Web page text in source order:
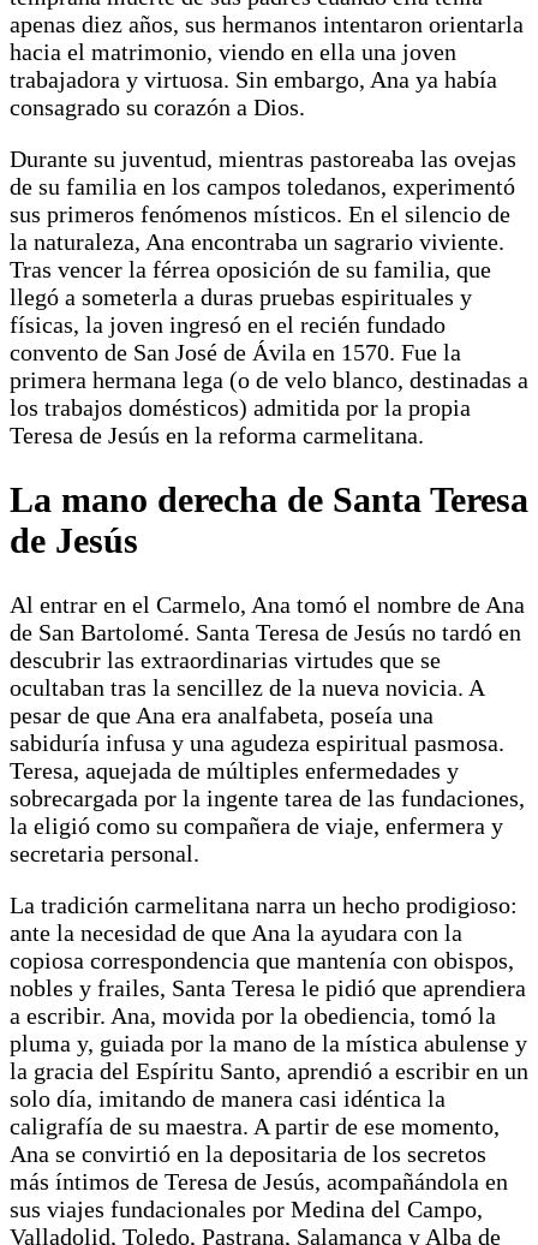
apenas diez años, sus hermanos intentaron orientarla
hacia el matrimonio, viendo en ella una joven
trabajadora y virtuosa. Sin embargo, Ana ya había
consagrado su corazón a Dios.
Durante su juventud, mientras pastoreaba las ovejas
de su familia en los campos toledanos, experimentó
sus primeros fenómenos místicos. En el silencio de
la naturaleza, Ana encontraba un sagrario viviente.
Tras vencer la férrea oposición de su familia, que
llegó a someterla a duras pruebas espirituales y
físicas, la joven ingresó en el recién fundado
convento de San José de Ávila en 1570. Fue la
primera hermana lega (o de velo blanco, destinadas a
los trabajos domésticos) admitida por la propia
Teresa de Jesús en la reforma carmelitana.
La mano derecha de Santa Teresa
de Jesús
Al entrar en el Carmelo, Ana tomó el nombre de Ana
de San Bartolomé. Santa Teresa de Jesús no tardó en
descubrir las extraordinarias virtudes que se
ocultaban tras la sencillez de la nueva novicia. A
pesar de que Ana era analfabeta, poseía una
sabiduría infusa y una agudeza espiritual pasmosa.
Teresa, aquejada de múltiples enfermedades y
sobrecargada por la ingente tarea de las fundaciones,
la eligió como su compañera de viaje, enfermera y
secretaria personal.
La tradición carmelitana narra un hecho prodigioso:
ante la necesidad de que Ana la ayudara con la
copiosa correspondencia que mantenía con obispos,
nobles y frailes, Santa Teresa le pidió que aprendiera
a escribir. Ana, movida por la obediencia, tomó la
pluma y, guiada por la mano de la mística abulense y
la gracia del Espíritu Santo, aprendió a escribir en un
solo día, imitando de manera casi idéntica la
caligrafía de su maestra. A partir de ese momento,
Ana se convirtió en la depositaria de los secretos
más íntimos de Teresa de Jesús, acompañándola en
sus viajes fundacionales por Medina del Campo,
Valladolid, Toledo, Pastrana, Salamanca y Alba de